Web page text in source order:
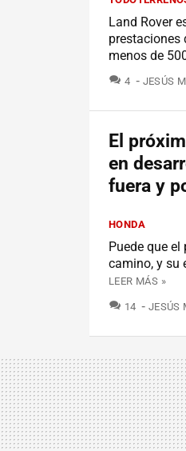
Land Rover
prestaciones
menos de
4 JESÚS
El
en
fuera y
HONDA
Puede que el
camino, y su
LEER MÁS »
14 JESÚS